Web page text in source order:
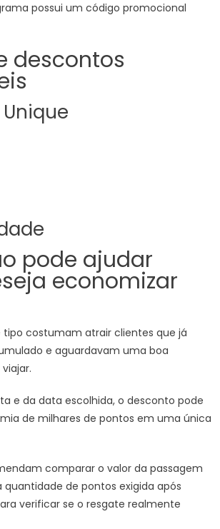
possui um código promocional
descontos
pode ajudar
economizar
tipo costumam atrair clientes que já
e aguardavam uma boa
e da data escolhida, o desconto pode
de milhares de pontos em uma única
comparar o valor da passagem
de pontos exigida após
verificar se o resgate realmente